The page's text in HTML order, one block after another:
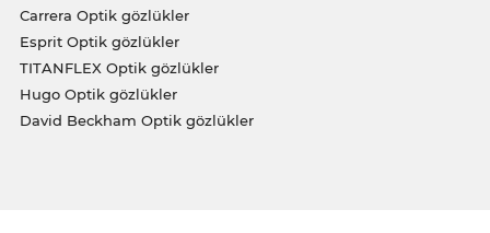
Carrera Optik gözlükler
Esprit Optik gözlükler
TITANFLEX Optik gözlükler
Hugo Optik gözlükler
David Beckham Optik gözlükler